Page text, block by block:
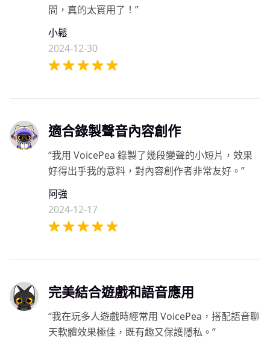
間，真的太實用了！”
小鬆
2024-12-30
適合錄製聲音內容創作
“我用 VoicePea 錄製了幾段變聲的小短片，效果
好得出乎我的意料，對內容創作者非常友好。”
阿強
2024-12-17
完美結合遊戲和語音應用
“我在玩多人遊戲時經常用 VoicePea，搭配語音聊
天軟體效果極佳，既有趣又保護隱私。”